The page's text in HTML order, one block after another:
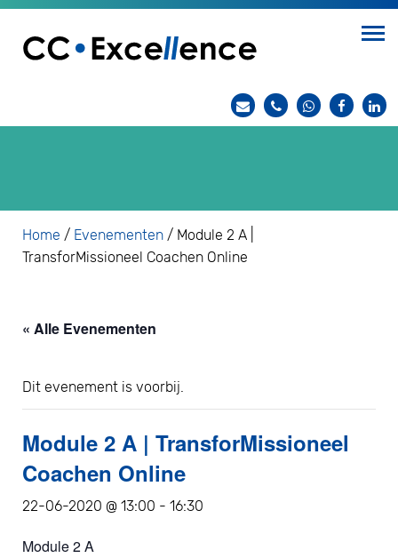
Home / Evenementen / Module 2 A |
TransforMissioneel Coachen Online
« Alle Evenementen
Dit evenement is voorbij.
Module 2 A | TransforMissioneel
Coachen Online
22-06-2020 @ 13:00 - 16:30
Module 2 A